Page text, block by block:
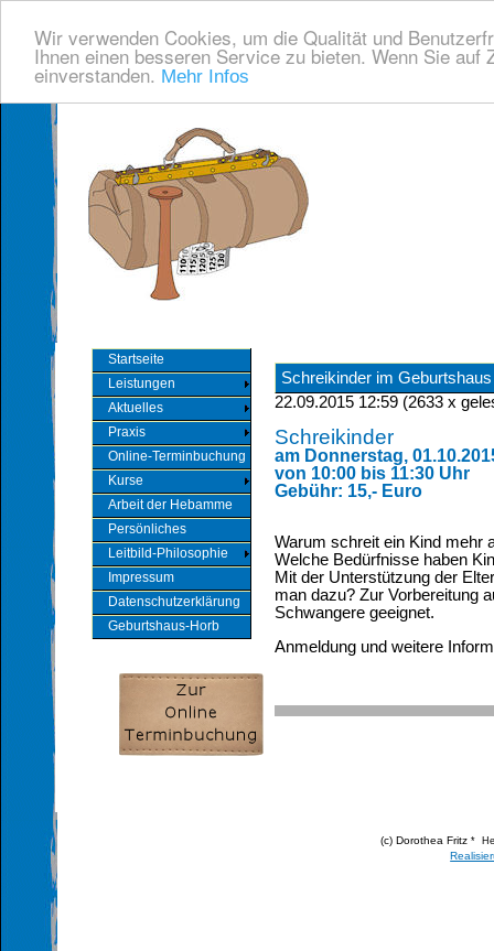
Wir verwenden Cookies, um die Qualität und
Ihnen einen besseren Service zu bieten. Wenn Sie
einverstanden. Mehr Infos
Startseite
Leistungen
Aktuelles
Praxis
Online-Terminbuchung
Kurse
Arbeit der Hebamme
Persönliches
Leitbild-Philosophie
Impressum
Datenschutzerklärung
Geburtshaus-Horb
Schreikinder im
22.09.2015 12:59 (2633 x
Schreikinder
am Donnerstag,
von 10:00 bis 11:30 Uhr
Gebühr: 15,- Euro
Warum schreit ein Kind mehr
Welche Bedürfnisse haben
Mit der Unterstützung der
man dazu? Zur Vorbereitung
Schwangere geeignet.
Anmeldung und weitere
(c) Dorothea Fritz*